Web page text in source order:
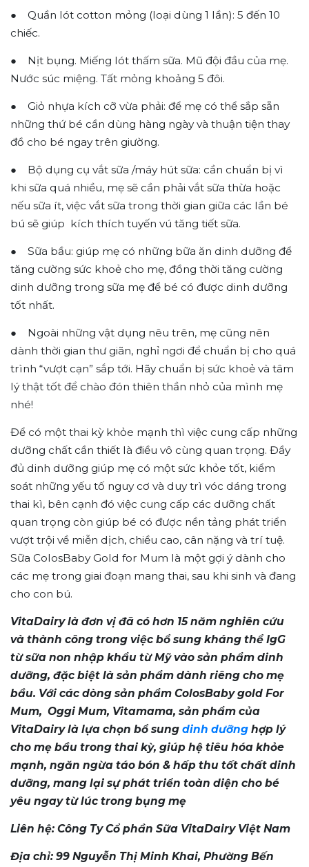
● Quần lót cotton mỏng (loại dùng 1 lần): 5 đến 10
chiếc.
● Nịt bụng. Miếng lót thấm sữa. Mũ đội đầu của mẹ.
Nước súc miệng. Tất mỏng khoảng 5 đôi.
● Giỏ nhựa kích cỡ vừa phải: để mẹ có thể sắp sẵn
những thứ bé cần dùng hàng ngày và thuận tiện thay
đồ cho bé ngay trên giường.
● Bộ dụng cụ vắt sữa /máy hút sữa: cần chuẩn bị vì
khi sữa quá nhiều, mẹ sẽ cần phải vắt sữa thừa hoặc
nếu sữa ít, việc vắt sữa trong thời gian giữa các lần bé
bú sẽ giúp kích thích tuyến vú tăng tiết sữa.
● Sữa bầu: giúp mẹ có những bữa ăn dinh dưỡng để
tăng cường sức khoẻ cho mẹ, đồng thời tăng cường
dinh dưỡng trong sữa mẹ để bé có được dinh dưỡng
tốt nhất.
● Ngoài những vật dụng nêu trên, mẹ cũng nên
dành thời gian thư giãn, nghỉ ngơi để chuẩn bị cho quá
trình “vượt cạn” sắp tới. Hãy chuẩn bị sức khoẻ và tâm
lý thật tốt để chào đón thiên thần nhỏ của mình mẹ
nhé!
Để có một thai kỳ khỏe mạnh thì việc cung cấp những
dưỡng chất cần thiết là điều vô cùng quan trọng. Đầy
đủ dinh dưỡng giúp mẹ có một sức khỏe tốt, kiểm
soát những yếu tố nguy cơ và duy trì vóc dáng trong
thai kì, bên cạnh đó việc cung cấp các dưỡng chất
quan trọng còn giúp bé có được nền tảng phát triển
vượt trội về miễn dịch, chiều cao, cân nặng và trí tuệ.
Sữa ColosBaby Gold for Mum là một gợi ý dành cho
các mẹ trong giai đoạn mang thai, sau khi sinh và đang
cho con bú.
VitaDairy là đơn vị đã có hơn 15 năm nghiên cứu
và thành công trong việc bổ sung kháng thể IgG
từ sữa non nhập khẩu từ Mỹ vào sản phẩm dinh
dưỡng, đặc biệt là sản phẩm dành riêng cho mẹ
bầu. Với các dòng sản phẩm ColosBaby gold For
Mum, Oggi Mum, Vitamama, sản phẩm của
VitaDairy là lựa chọn bổ sung dinh dưỡng hợp lý
cho mẹ bầu trong thai kỳ, giúp hệ tiêu hóa khỏe
mạnh, ngăn ngừa táo bón & hấp thu tốt chất dinh
dưỡng, mang lại sự phát triển toàn diện cho bé
yêu ngay từ lúc trong bụng mẹ
Liên hệ: Công Ty Cổ phần Sữa VitaDairy Việt Nam
Địa chỉ: 99 Nguyễn Thị Minh Khai, Phường Bến